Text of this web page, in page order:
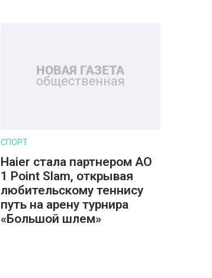
СПОРТ
Haier стала партнером AO
1 Point Slam, открывая
любительскому теннису
путь на арену турнира
«Большой шлем»